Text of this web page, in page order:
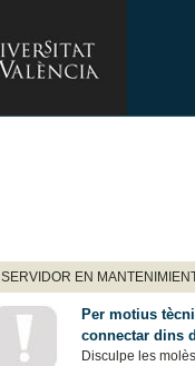
SERVIDOR EN
Per motius
connectar dins
Disculpe les